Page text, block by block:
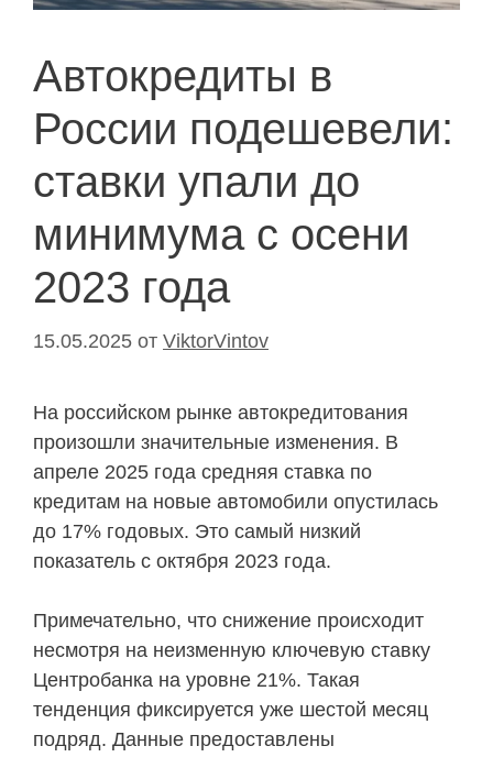
Автокредиты в
России подешевели:
ставки упали до
минимума с осени
2023 года
15.05.2025 от ViktorVintov
На российском рынке автокредитования
произошли значительные изменения. В
апреле 2025 года средняя ставка по
кредитам на новые автомобили опустилась
до 17% годовых. Это самый низкий
показатель с октября 2023 года.
Примечательно, что снижение происходит
несмотря на неизменную ключевую ставку
Центробанка на уровне 21%. Такая
тенденция фиксируется уже шестой месяц
подряд. Данные предоставлены